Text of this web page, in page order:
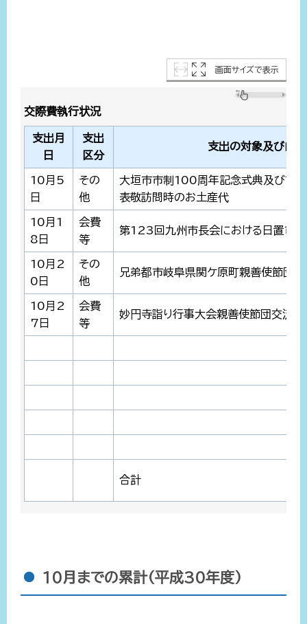
画面サイズで表示
交際費執行状況
支出月
日
支出
区分
支出の対象及び内
10月5
日
その
他
大垣市市制100周年記念式典及びフレ
表敬訪問時のお土産代
10月1
8日
会費
等
第123回九州市長会における日置市
10月2
0日
その
他
兄弟都市岐阜県関ケ原町親善使節団
10月2
7日
会費
等
妙円寺詣り行事大会親善使節団交流会
合計
10月までの累計(平成30年度)